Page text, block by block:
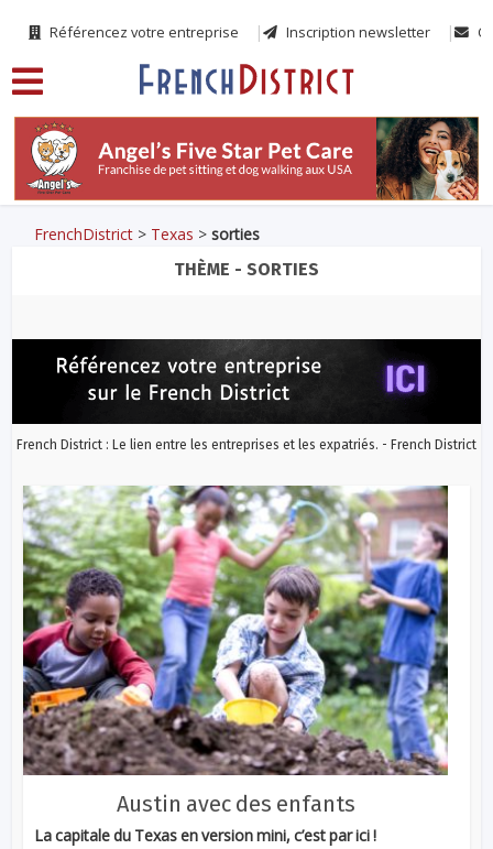
Référencez votre entreprise Inscription newsletter
FrenchDistrict > Texas >sorties
THÈME - SORTIES
French District : Le lien entre les entreprises et les expatriés. - French District
Austin avec des enfants
La capitale du Texas en version mini, c’est par ici !